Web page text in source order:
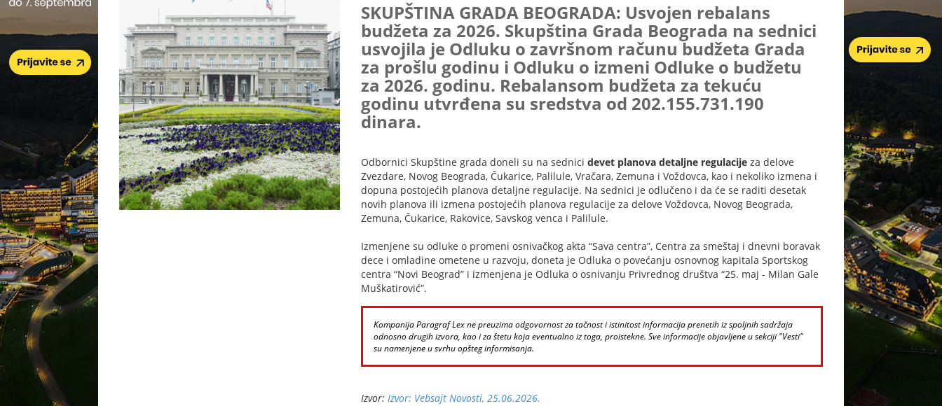
SKUPŠTINA GRADA BEOGRADA: Usvojen rebalans
budžeta za 2026. Skupština Grada Beograda na sednici
usvojila je Odluku o završnom računu budžeta Grada
za prošlu godinu i Odluku o izmeni Odluke o budžetu
za 2026. godinu. Rebalansom budžeta za tekuću
godinu utvrđena su sredstva od 202.155.731.190
dinara.
Odbornici Skupštine grada doneli su na sednici devet planova detaljne regulacije za delove
Zvezdare, Novog Beograda, Čukarice, Palilule, Vračara, Zemuna i Voždovca, kao i nekoliko izmena i
dopuna postojećih planova detaljne regulacije. Na sednici je odlučeno i da će se raditi desetak
novih planova ili izmena postojećih planova regulacije za delove Voždovca, Novog Beograda,
Zemuna, Čukarice, Rakovice, Savskog venca i Palilule.
Izmenjene su odluke o promeni osnivačkog akta “Sava centra”, Centra za smeštaj i dnevni boravak
dece i omladine ometene u razvoju, doneta je Odluka o povećanju osnovnog kapitala Sportskog
centra “Novi Beograd” i izmenjena je Odluka o osnivanju Privrednog društva “25. maj - Milan Gale
Muškatirović”.
Kompanija Paragraf Lex ne preuzima odgovornost za tačnost i istinitost informacija prenetih iz spoljnih sadržaja
odnosno drugih izvora, kao i za štetu koja eventualno iz toga, proistekne. Sve informacije objavljene u sekciji "Vesti"
su namenjene u svrhu opšteg informisanja.
Izvor: Izvor: Vebsajt Novosti, 25.06.2026.